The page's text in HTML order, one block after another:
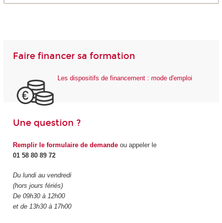
Faire financer sa formation
Les dispositifs de financement : mode d'emploi
Une question ?
Remplir le formulaire de demandeou appeler le
01 58 80 89 72
Du lundi au vendredi
(hors jours fériés)
De 09h30 à 12h00
et de 13h30 à 17h00